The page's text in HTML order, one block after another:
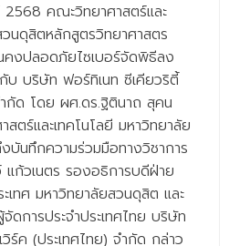
ศาสตร์
คณะวิทยาศาสตร์และ
นดุสิตหลักสูตรวิทยาศาสตร
งปลอดภัยไซเบอร์จัดพิธีลง
บ บริษัท ฟอร์ทิเนท ซีเคียวริตี้
ำกัด โดย ผศ.ดร.ฐิตินาถ สุคน
ตร์และเทคโนโลยี มหาวิทยาลัย
บันทึกความร่วมมือทางวิชาการ
ก้วเนตร รองอธิการบดีฝ่าย
เทศ มหาวิทยาลัยสวนดุสิต และ
การประจำประเทศไทย บริษัท
ร์ค (ประเทศไทย) จำกัด กล่าว